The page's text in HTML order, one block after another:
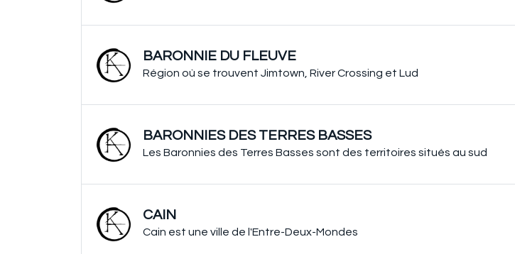
BARONNIE DU FLEUVE
Région où se trouvent Jimtown, River Crossing et Lud
BARONNIES DES TERRES BASSES
Les Baronnies des Terres Basses sont des territoires situés au sud
CAIN
Cain est une ville de l'Entre-Deux-Mondes